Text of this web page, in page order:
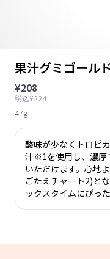
果汁グミゴール
¥208
税込¥224
47g
酸味が少なくトロピ
汁※1を使用し、濃厚
いただけます。心地
ごたえチャート2)と
ックスタイムにぴった